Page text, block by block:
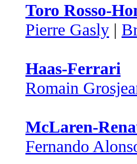
Toro Rosso-
Pierre Gasly |
Haas-Ferrari
Romain
McLaren-
Fernando